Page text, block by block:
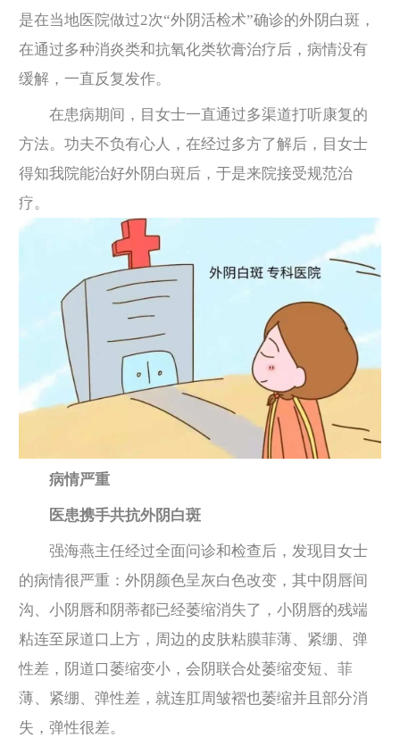
是在当地医院做过2次“外阴活检术”确诊的外阴白斑，
在通过多种消炎类和抗氧化类软膏治疗后，病情没有
缓解，一直反复发作。
在患病期间，目女士一直通过多渠道打听康复的
方法。功夫不负有心人，在经过多方了解后，目女士
得知我院能治好外阴白斑后，于是来院接受规范治
疗。
病情严重
医患携手共抗外阴白斑
强海燕主任经过全面问诊和检查后，发现目女士
的病情很严重：外阴颜色呈灰白色改变，其中阴唇间
沟、小阴唇和阴蒂都已经萎缩消失了，小阴唇的残端
粘连至尿道口上方，周边的皮肤粘膜菲薄、紧绷、弹
性差，阴道口萎缩变小，会阴联合处萎缩变短、菲
薄、紧绷、弹性差，就连肛周皱褶也萎缩并且部分消
失，弹性很差。